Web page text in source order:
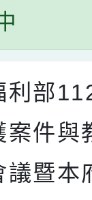
利部
案件與
議暨本